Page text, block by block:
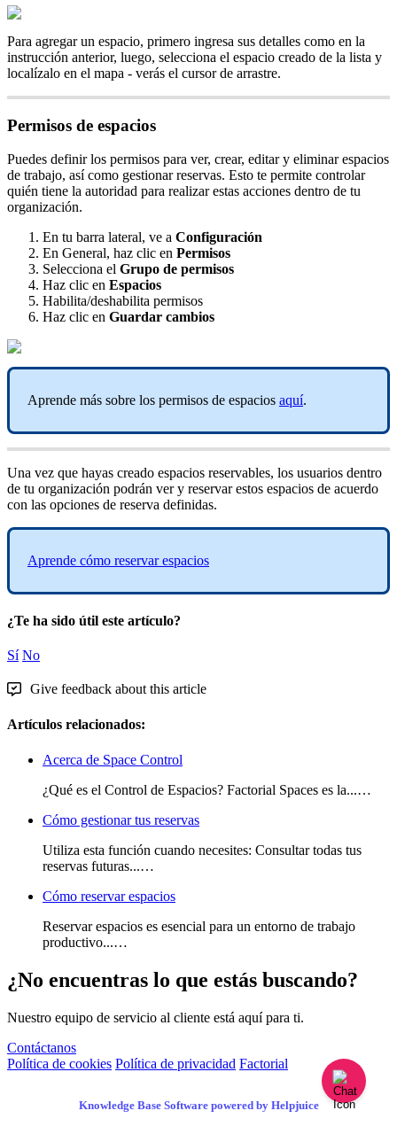
Para agregar un espacio, primero ingresa sus detalles como en la
instrucción anterior, luego, selecciona el espacio creado de la lista y
localízalo en el mapa - verás el cursor de arrastre.
Permisos de espacios
Puedes definir los permisos para ver, crear, editar y eliminar espacios
de trabajo, así como gestionar reservas. Esto te permite controlar
quién tiene la autoridad para realizar estas acciones dentro de tu
organización.
En tu barra lateral, ve a Configuración
En General, haz clic en Permisos
Selecciona el Grupo de permisos
Haz clic en Espacios
Habilita/deshabilita permisos
Haz clic en Guardar cambios
Aprende más sobre los permisos de espacios aquí.
Una vez que hayas creado espacios reservables, los usuarios dentro
de tu organización podrán ver y reservar estos espacios de acuerdo
con las opciones de reserva definidas.
Aprende cómo reservar espacios
¿Te ha sido útil este artículo?
Sí No
Give feedback about this article
Artículos relacionados:
Acerca de Space Control
¿Qué es el Control de Espacios? Factorial Spaces es la...…
Cómo gestionar tus reservas
Utiliza esta función cuando necesites: Consultar todas tus
reservas futuras...…
Cómo reservar espacios
Reservar espacios es esencial para un entorno de trabajo
productivo...…
¿No encuentras lo que estás buscando?
Nuestro equipo de servicio al cliente está aquí para ti.
Contáctanos
Política de cookies Política de privacidad Factorial
Knowledge Base Software powered by Helpjuice